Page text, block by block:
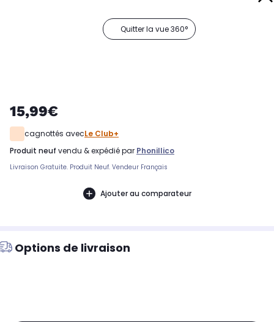
Quitter la vue 360°
15,99€
cagnottés avecLe Club+
produit neuf vendu & expédié par Phonillico
Livraison Gratuite. Produit Neuf. Vendeur Français
Ajouter au comparateur
Options de livraison